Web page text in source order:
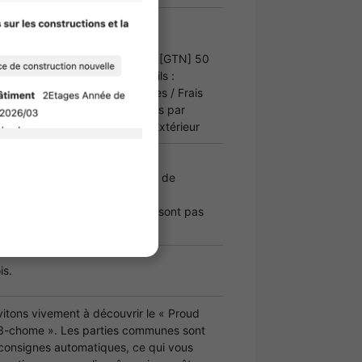
total / 800 yens par mois [GTN] 50
/ 2 000 yens par mois Détails :
particuliers et aux entreprises / Frais
: 15 000 yens / 800 yens par
de base 【GP80】* Extérieur
basée sur une date de début de
à la société de garantie ne sont pas
vivement à découvrir le « Proud
chome ». Les parties communes sont
automatiques, ce qui vous